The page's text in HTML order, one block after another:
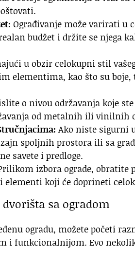
Ograđivanje može varirati u
budžet i držite se njega
u obzir celokupni stil
elementima, kao što su
o nivou održavanja koje
od metalnih ili vinilnih
Ako niste sigurni
spoljnih prostora ili sa
savete i predloge.
izbora ograde, obratite
elementi koji će doprineti
sa ogradom
ogradu, možete početi
i funkcionalnijom. Evo